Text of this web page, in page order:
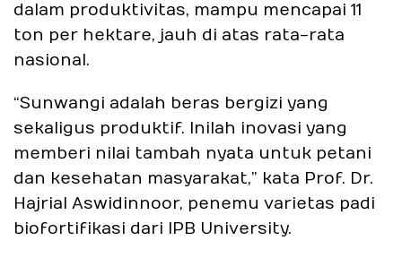
dalam produktivitas, mampu mencapai 11
ton per hektare, jauh di atas rata-rata
nasional.
“Sunwangi adalah beras bergizi yang
sekaligus produktif. Inilah inovasi yang
memberi nilai tambah nyata untuk petani
dan kesehatan masyarakat,” kata Prof. Dr.
Hajrial Aswidinnoor, penemu varietas padi
biofortifikasi dari IPB University.